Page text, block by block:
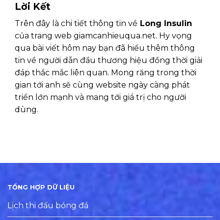
Lời Kết
Trên đây là chi tiết thông tin về Long Insulin
của trang web giamcanhieuqua.net. Hy vọng
qua bài viết hôm nay bạn đã hiểu thêm thông
tin về người dẫn đầu thương hiệu đồng thời giải
đáp thắc mắc liên quan. Mong răng trong thời
gian tới anh sẽ cùng website ngày càng phát
triển lớn mạnh và mang tới giá trị cho người
dùng.
TỔNG HỢP DỮ LIỆU
Lịch thi đấu bóng đá